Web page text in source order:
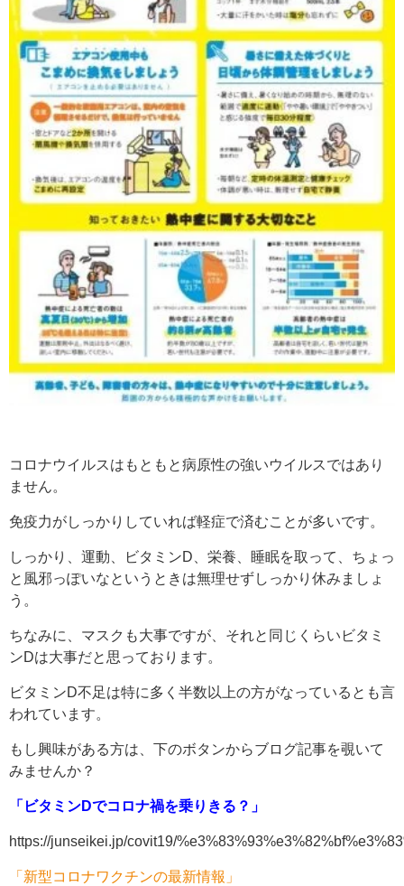
コロナウイルスはもともと病原性の強いウイルスではあり
ません。
免疫力がしっかりしていれば軽症で済むことが多いです。
しっかり、運動、ビタミンD、栄養、睡眠を取って、ちょっ
と風邪っぽいなというときは無理せずしっかり休みましょ
う。
ちなみに、マスクも大事ですが、それと同じくらいビタミ
ンDは大事だと思っております。
ビタミンD不足は特に多く半数以上の方がなっているとも言
われています。
もし興味がある方は、下のボタンからブログ記事を覗いて
みませんか？
「ビタミンDでコロナ禍を乗りきる？」
https://junseikei.jp/covit19/
「新型コロナワクチンの最新情報」